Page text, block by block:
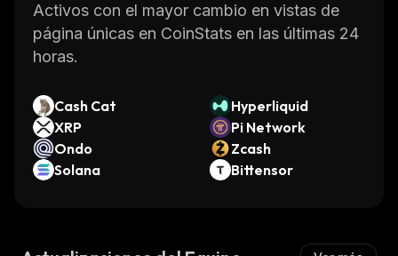
Activos con el mayor cambio en vistas de
página únicas en CoinStats en las últimas 24
horas.
Cash Cat
Hyperliquid
XRP
Pi Network
Ondo
Zcash
Solana
Bittensor